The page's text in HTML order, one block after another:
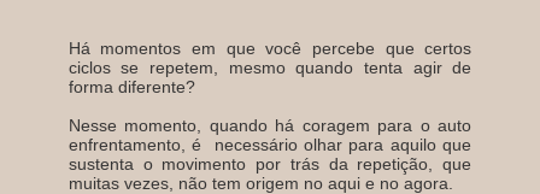
Há momentos em que você percebe que certos
ciclos se repetem, mesmo quando tenta agir de
forma diferente?
Nesse momento, quando há coragem para o auto
enfrentamento, é necessário olhar para aquilo que
sustenta o movimento por trás da repetição, que
muitas vezes, não tem origem no aqui e no agora.